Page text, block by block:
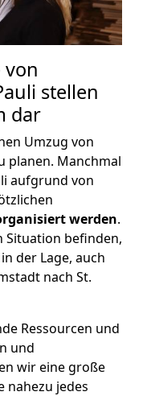
stellen
dar
Umzug von
planen. Manchmal
aufgrund von
werden.
Situation befinden,
der Lage, auch
nach St.
Ressourcen und
und
wir eine große
nahezu jedes